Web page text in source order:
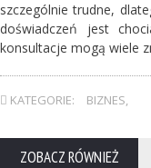
szczególnie trudne,
doświadczeń jest
konsultacje mogą wiele
KATEGORIE: BIZNES,
ZOBACZ RÓWNIEŻ